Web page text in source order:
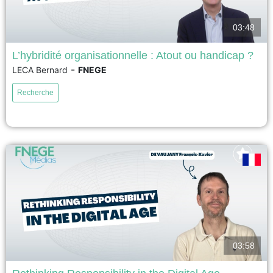
17ème Prix académique de la recherche en management – Prix Syntec
Conseil 2026 – Meilleur article de recherche en management La recherche
a examiné comment les organisations hybrides équilibrent des valeurs
voir
03:48
L’hybridité organisationnelle : Atout ou handicap ?
LECA Bernard - FNEGE
Recherche
03:58